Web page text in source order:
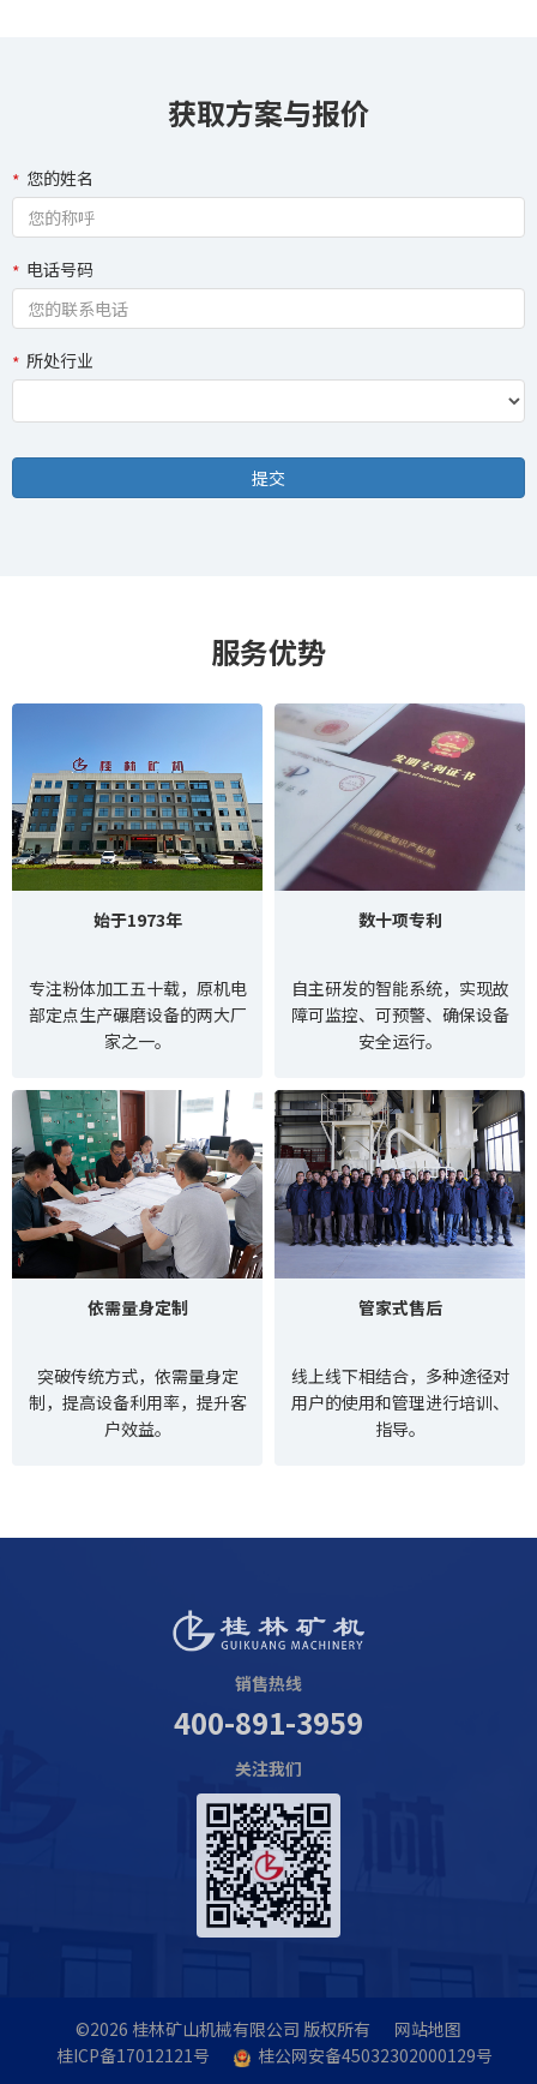
获取方案与报价
您的姓名
电话号码
所处行业
服务优势
始于1973年
专注粉体加工五十载，原机电
部定点生产碾磨设备的两大厂
家之一。
数十项专利
自主研发的智能系统，实现故
障可监控、可预警、确保设备
安全运行。
依需量身定制
突破传统方式，依需量身定
制，提高设备利用率，提升客
户效益。
管家式售后
线上线下相结合，多种途径对
用户的使用和管理进行培训、
指导。
销售热线
400-891-3959
关注我们
©2026 桂林矿山机械有限公司 版权所有
网站地图
桂ICP备17012121号
桂公网安备45032302000129号